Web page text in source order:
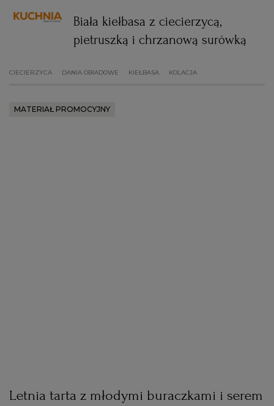
Biała kiełbasa z ciecierzycą,
pietruszką i chrzanową surówką
CIECIERZYCA DANIA OBIADOWE KIEŁBASA KOLACJA
MATERIAŁ PROMOCYJNY
Letnia tarta z młodymi buraczkami i serem